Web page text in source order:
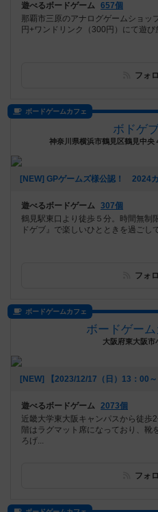
遊べるボードゲーム 657個
那覇市三原のアナログゲームショッ
円+ワンドリンク（300円）にて遊
フォ
ボードゲームカフェ
ボドゲ
神奈川県横浜市鶴見区鶴見中
遊べるボードゲーム 307個
鶴見駅東口より徒歩５分。時間無制
ドゲブ』で楽しいひとときを過ごし
フォ
ボードゲームカフェ
ボードゲー
大阪府東大阪市
遊べるボードゲーム 2073個
近畿大学東大阪キャンパスから徒歩
階はラグマット席になっており、靴
ろげ...
フォ